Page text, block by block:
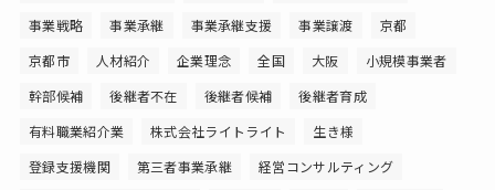
事業戦略
事業承継 事業承継支援 事業譲渡
京都
京都市
人材紹介 企業理念 全国 大阪
小規模事業者
幹部候補
後継者不在 後継者候補
後継者育成
有料職業紹介業
株式会社ライトライト
生き様
登録支援機関
第三者事業承継
経営コンサルティング